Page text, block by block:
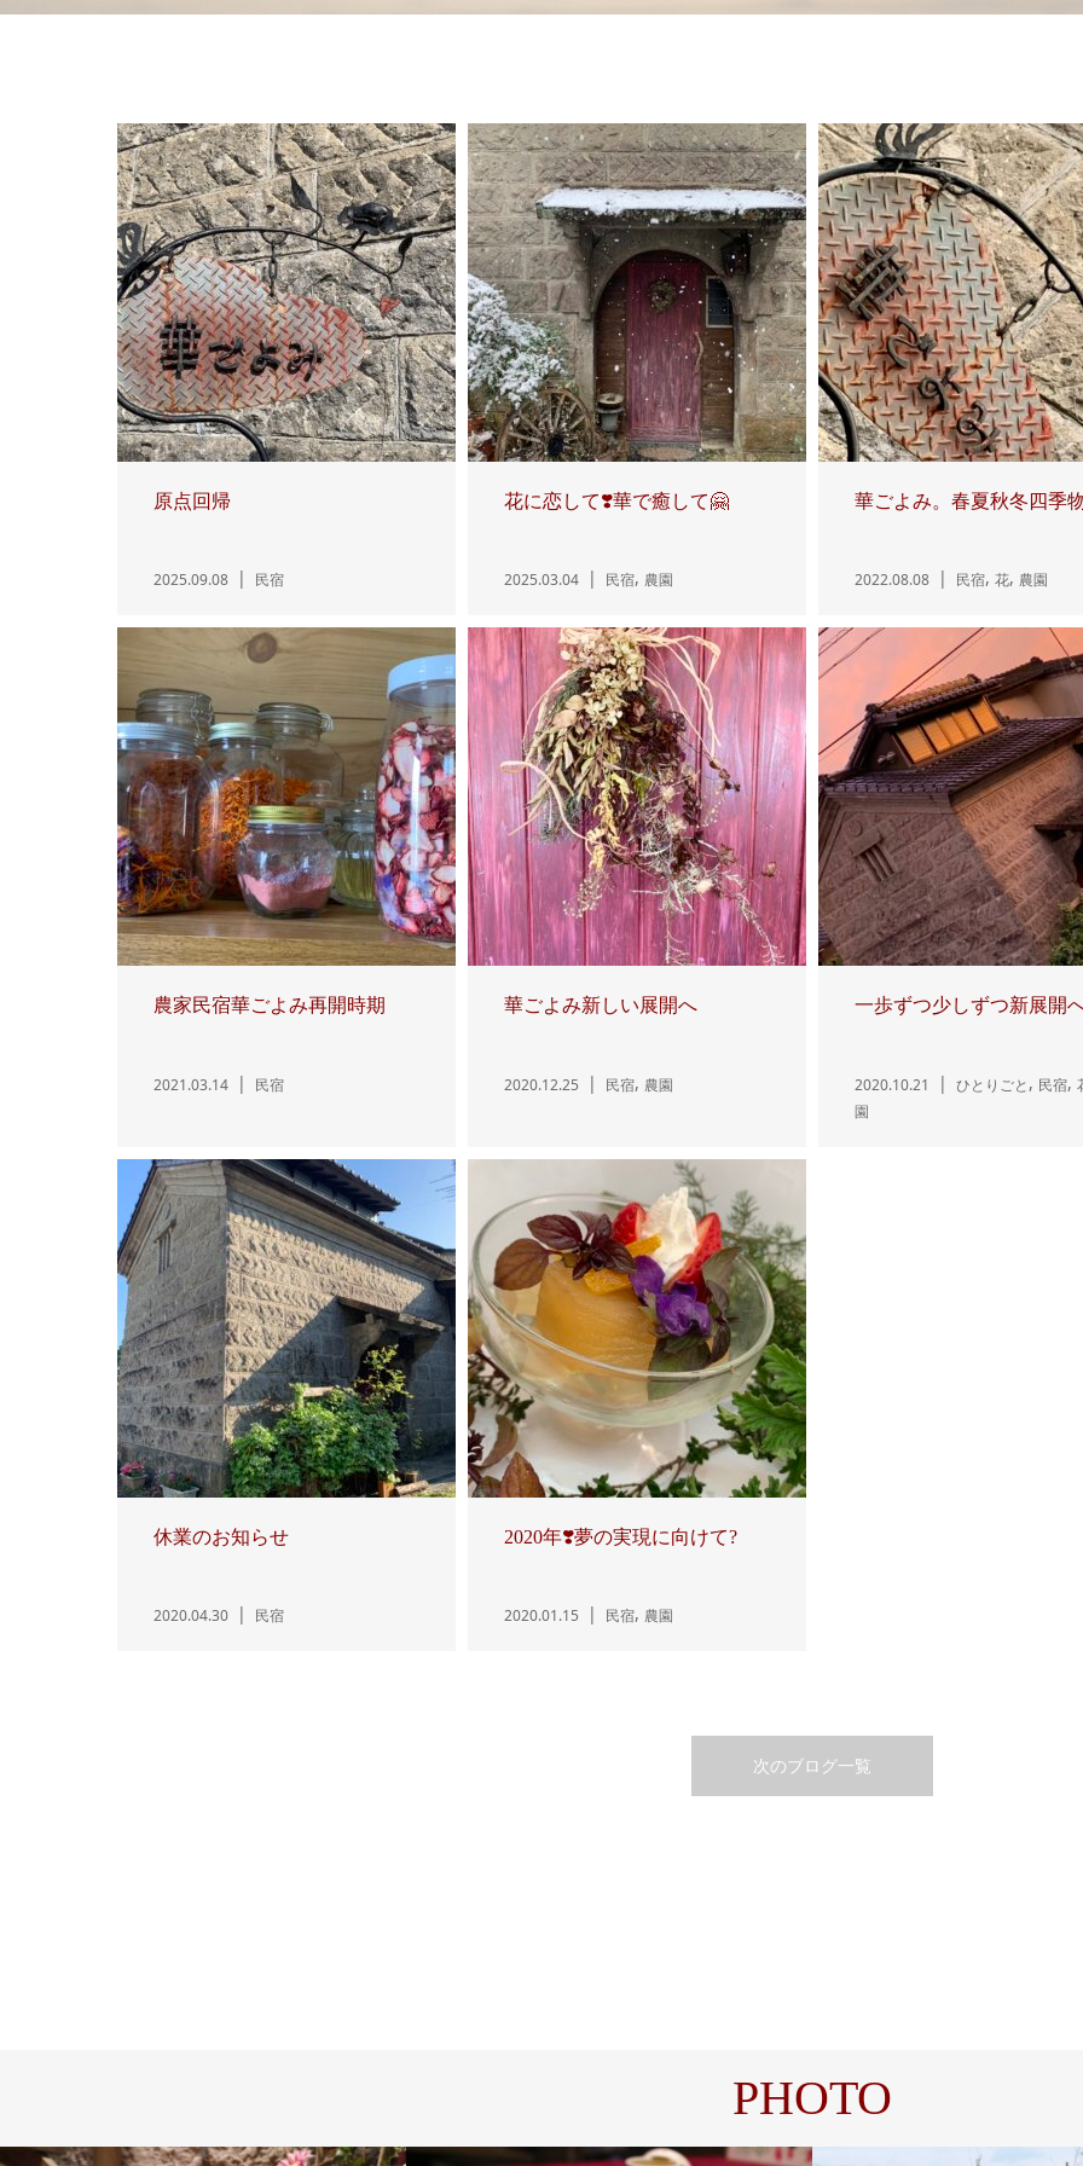
原点回帰
2025.09.08 民宿
花に恋して❣️華で癒して🤗
2025.03.04 民宿, 農園
華ごよみ。春夏秋冬四季
2022.08.08 民宿, 花, 農園
農家民宿華ごよみ再開時期
2021.03.14 民宿
華ごよみ新しい展開へ
2020.12.25 民宿, 農園
一歩ずつ少しずつ新展開
2020.10.21 ひとりごと , 民宿,
園
休業のお知らせ
2020.04.30 民宿
2020年❣️夢の実現に向けて?
2020.01.15 民宿, 農園
次のブログ一覧
PHOTO